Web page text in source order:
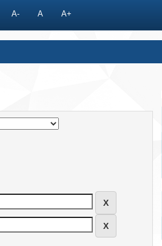
A- A A+